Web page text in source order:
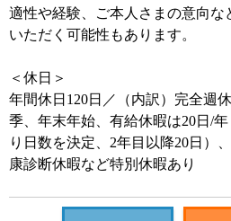
適性や経験、ご本人さまの意向な
いただく可能性もあります。
＜休日＞
年間休日120日／（内訳）完全週
季、年末年始、有給休暇は20日/
り日数を決定、2年目以降20日）
康診断休暇など特別休暇あり